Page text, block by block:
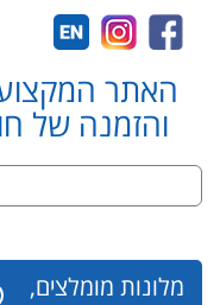
האתר
והזמנה של
מלונות מומלצים,